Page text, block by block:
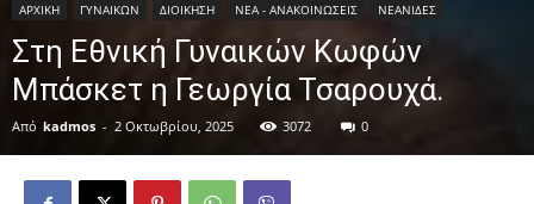
ΑΡΧΙΚΗ ΓΥΝΑΙΚΩΝ ΔΙΟΙΚΗΣΗ ΝΕΑ - ΑΝΑΚΟΙΝΩΣΕΙΣ ΝΕΑΝΙΔΕΣ
Στη Εθνική Γυναικών Κωφών
Μπάσκετ η Γεωργία Τσαρουχά.
Από kadmos - 2 Οκτωβρίου, 2025 3072 0